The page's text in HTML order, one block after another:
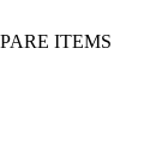
ITEMS